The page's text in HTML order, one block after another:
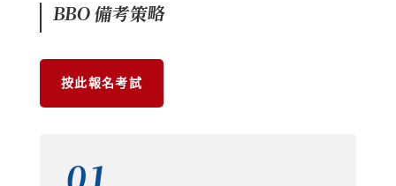
BBO 備考策略
按此報名考試
01